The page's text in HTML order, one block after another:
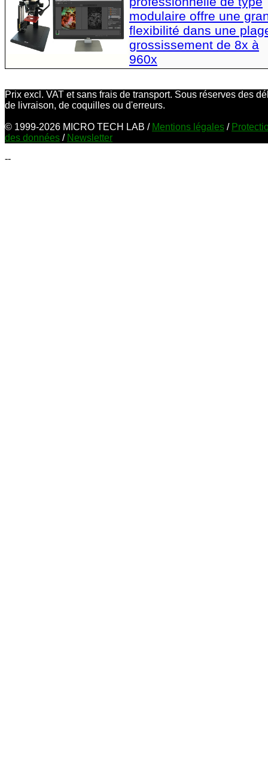
modulaire offre une
flexibilité dans une
grossissement de 8x à
960x
Prix excl. VAT et sans frais de transport. Sous réserves des
de livraison, de coquilles ou d'erreurs.
© 1999-2026 MICRO TECH LAB / Mentions légales /
des données / Newsletter
--